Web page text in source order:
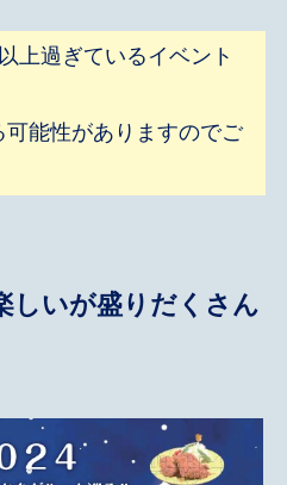
上過ぎているイベント
能性がありますのでご
しいが盛りだくさん